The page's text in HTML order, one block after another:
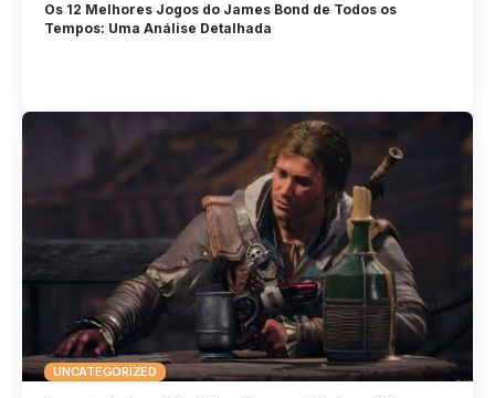
Os 12 Melhores Jogos do James Bond de Todos os
Tempos: Uma Análise Detalhada
UNCATEGORIZED